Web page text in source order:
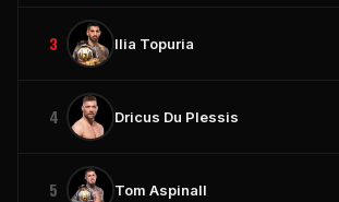
3 Ilia Topuria
4 Dricus Du Plessis
5 Tom Aspinall